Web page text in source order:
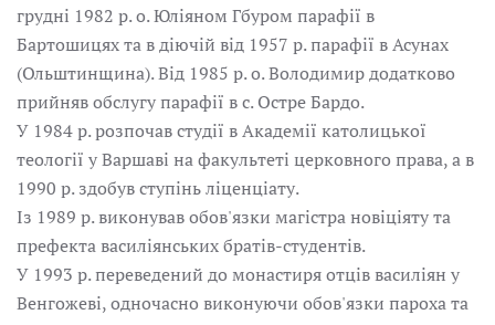
грудні 1982 p. o. Юліяном Гбуром парафії в
Бартошицях та в діючій від 1957 p. парафії в Асунах
(Ольштинщина). Від 1985 p. о. Володимир додатково
прийняв обслугу парафії в с. Остре Бардо.
У 1984 p. розпочав студії в Академії католицької
теології у Варшаві на факультеті церковного права, а в
1990 p. здобув ступінь ліценціату.
Із 1989 p. виконував обов'язки магістра новіціяту та
префекта василіянських братів-студентів.
У 1993 p. переведений до монастиря отців василіян у
Венгожеві, одночасно виконуючи обов'язки пароха та